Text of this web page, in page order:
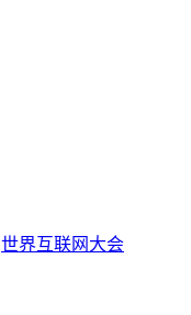
世界互联网大会